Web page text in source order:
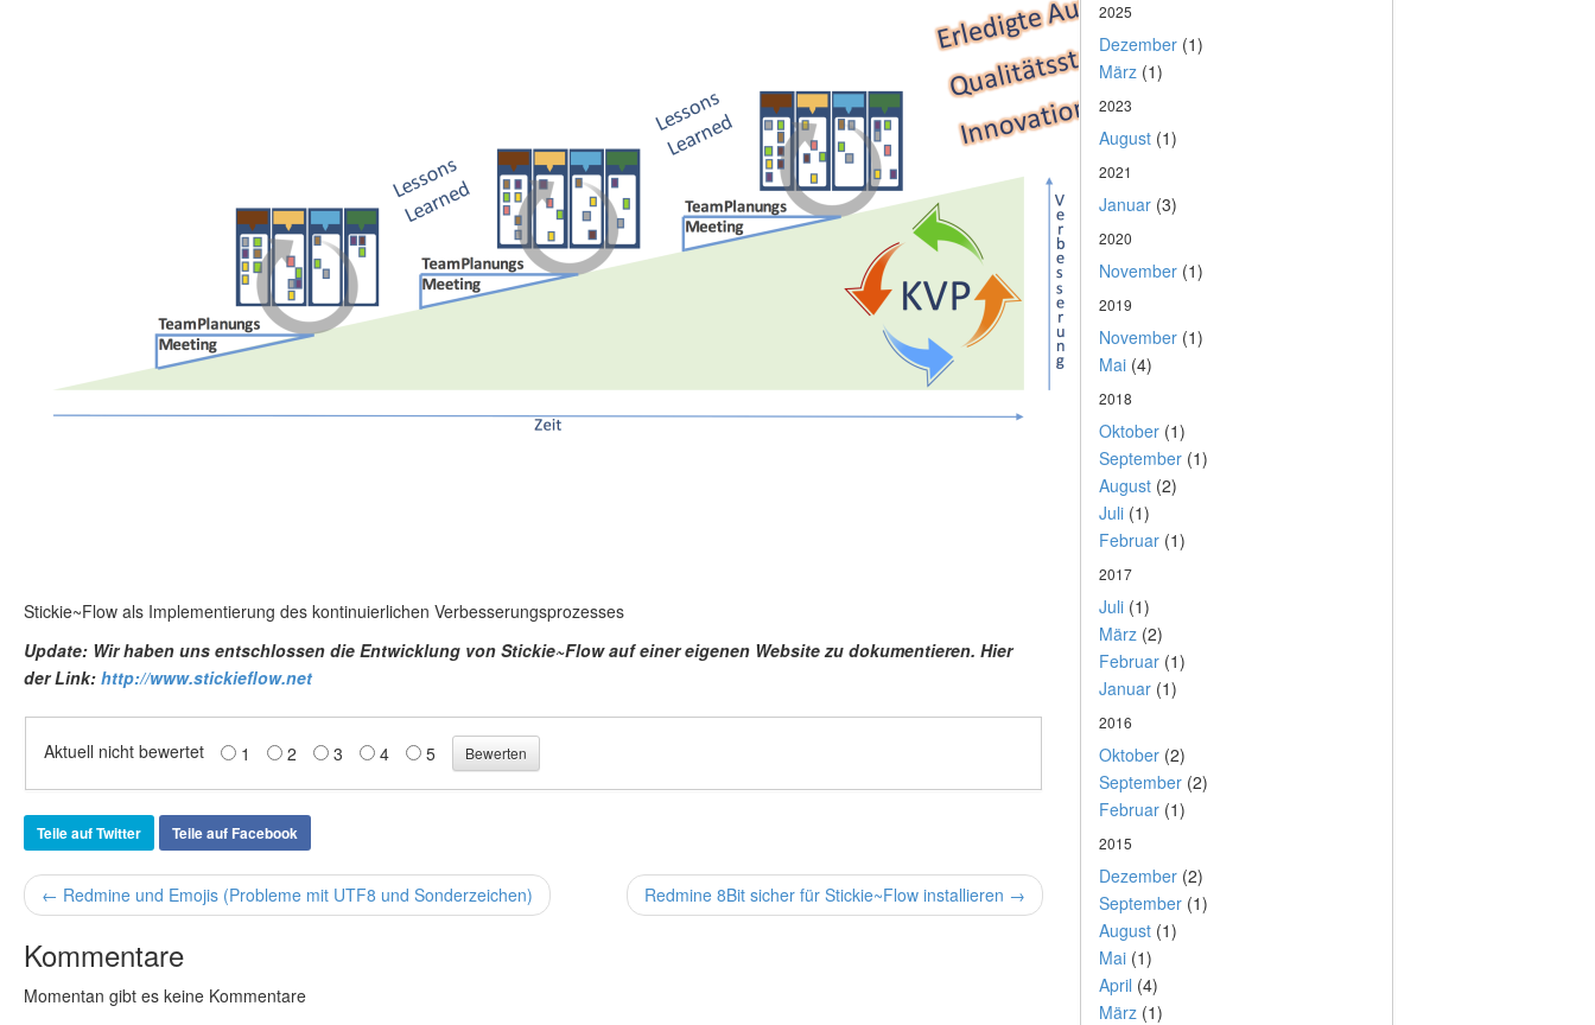
Stickie~Flow als Implementierung des kontinuierlichen Verbesserungsprozesses
Update: Wir haben uns entschlossen die Entwicklung von Stickie~Flow auf einer eigenen Website zu dokumentieren. Hier
der Link: http://www.stickieflow.net
Aktuell nicht bewertet 1 2 3 4 5
Teile auf Twitter Teile auf Facebook
← Redmine und Emojis (Probleme mit UTF8 und Sonderzeichen) Redmine 8Bit sicher für Stickie~Flow installieren →
Kommentare
Momentan gibt es keine Kommentare
2025
Dezember(1)
März(1)
2023
August(1)
2021
Januar(3)
2020
November(1)
2019
November(1)
Mai(4)
2018
Oktober(1)
September(1)
August(2)
Juli(1)
Februar(1)
2017
Juli(1)
März(2)
Februar(1)
Januar(1)
2016
Oktober(2)
September(2)
Februar(1)
2015
Dezember(2)
September(1)
August(1)
Mai(1)
April (4)
März(1)